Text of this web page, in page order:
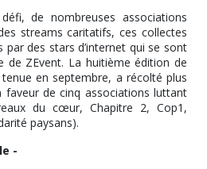
de nombreuses associations
streams caritatifs, ces collectes
par des stars d’internet qui se sont
de ZEvent. La huitième édition de
en septembre, a récolté plus
faveur de cinq associations luttant
du cœur, Chapitre 2, Cop1,
paysans).
-